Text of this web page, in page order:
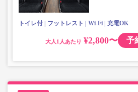
トイレ付 フットレスト Wi-Fi 充電OK
大人 ¥2,800〜 予